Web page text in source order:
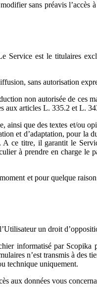
sans préavis
est le titulaires
sans autorisation
non autorisée de ces
aux articles L. 335.2 et L.
que des textes et/ou
et d’adaptation, pour la
ce titre, il garantit le
à prendre en charge le
et pour quelque
un droit
informatisé par
n’est transmis à des
technique uniquement.
aux données vous